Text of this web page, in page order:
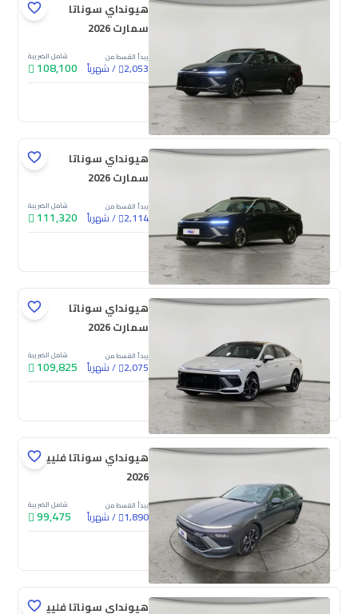
هيونداي سوناتا
سمارت 2026
يبدأ القسط من
2,053
/شهرياً
شامل الضريبة
108,100
جديدة
هيونداي سوناتا
سمارت 2026
يبدأ القسط من
2,114
/شهرياً
شامل الضريبة
111,320
جديدة
هيونداي سوناتا
سمارت 2026
يبدأ القسط من
2,075
/شهرياً
شامل الضريبة
109,825
جديدة
هيونداي سوناتا فلييت
2026
يبدأ القسط من
1,890
/شهرياً
شامل الضريبة
99,475
جديدة
هيونداي سوناتا فلييت